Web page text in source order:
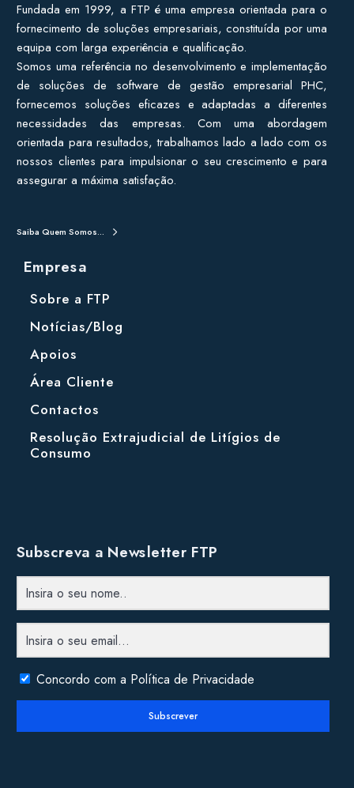
Fundada em 1999, a FTP é uma empresa orientada para o
fornecimento de soluções empresariais, constituída por uma
equipa com larga experiência e qualificação.
Somos uma referência no desenvolvimento e implementação
de soluções de software de gestão empresarial PHC,
fornecemos soluções eficazes e adaptadas a diferentes
necessidades das empresas. Com uma abordagem
orientada para resultados, trabalhamos lado a lado com os
nossos clientes para impulsionar o seu crescimento e para
assegurar a máxima satisfação.
Saiba Quem Somos...
Empresa
Sobre a FTP
Notícias/Blog
Apoios
Área Cliente
Contactos
Resolução Extrajudicial de Litígios de
Consumo
Subscreva a Newsletter FTP
Concordo com a Política de Privacidade
Subscrever